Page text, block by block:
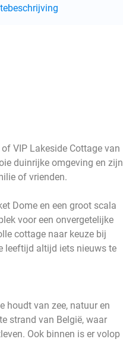
VIP Lakeside Cottage van
duinrijke omgeving en zijn
of vrienden.
Dome en een groot scala
voor een onvergetelijke
cottage naar keuze bij
leeftijd altijd iets nieuws te
houdt van zee, natuur en
strand van België, waar
Ook binnen is er volop